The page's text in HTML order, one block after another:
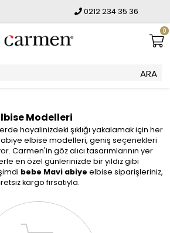
0212 234 35 36
0
Modelleri
hayalinizdeki şıklığı yakalamak için her
elbise modelleri, geniş seçenekleri
Carmen'in göz alıcı tasarımlarının yer
en özel günlerinizde bir yıldız gibi
bebe Mavi abiye elbise siparişleriniz,
kargo fırsatıyla.